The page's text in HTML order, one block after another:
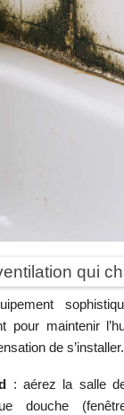
qui
pour maintenir
de s’installer.
: aérez la salle
douche